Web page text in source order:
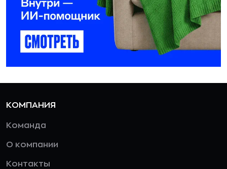
КОМПАНИЯ
Команда
О компании
Контакты